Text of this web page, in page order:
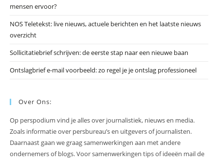
mensen ervoor?
NOS Teletekst: live nieuws, actuele berichten en het laatste nieuws
overzicht
Sollicitatiebrief schrijven: de eerste stap naar een nieuwe baan
Ontslagbrief e-mail voorbeeld: zo regel je je ontslag professioneel
Over Ons:
Op perspodium vind je alles over journalistiek, nieuws en media.
Zoals informatie over persbureau’s en uitgevers of journalisten.
Daarnaast gaan we graag samenwerkingen aan met andere
ondernemers of blogs. Voor samenwerkingen tips of ideeën mail de